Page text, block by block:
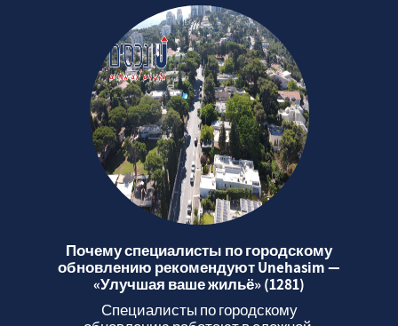
Почему специалисты по городскому
обновлению рекомендуют Unehasim —
«Улучшая ваше жильё» (1281)
Специалисты по городскому